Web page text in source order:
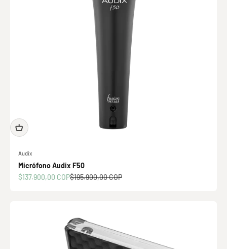
Audix
Micrófono Audix F50
Precio de oferta
$137.900,00 COPPrecio normal
$195.900,00 COP